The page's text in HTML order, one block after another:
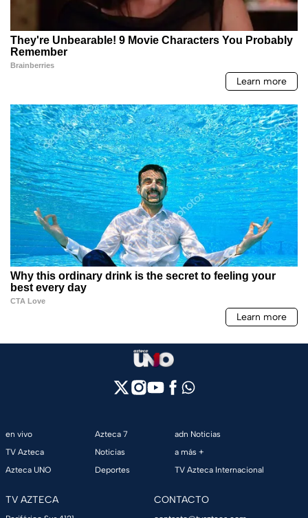
en vivo
TV Azteca
Azteca UNO
Azteca 7
Noticias
Deportes
adn Noticias
a más +
TV Azteca Internacional
TV AZTECA CONTACTO